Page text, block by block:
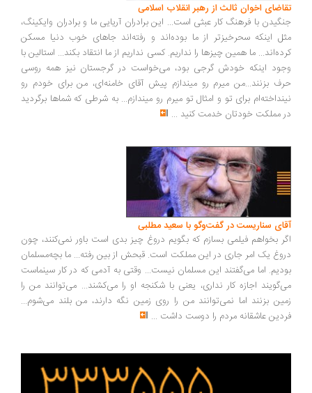
تقاضای اخوان ثالث از رهبر انقلاب اسلامی
جنگیدن با فرهنگ کار عبثی است... این برادران آریایی ما و برادران وایکینگ،
مثل اینکه سحرخیزتر از ما بوده‌اند و رفته‌اند جاهای خوب دنیا مسکن
کرده‌اند... ما همین چیزها را نداریم. کسی نداریم از ما انتقاد بکند... استالین با
وجود اینکه خودش گرجی بود، می‌خواست در گرجستان نیز همه روسی
حرف بزنند...من میرم رو میندازم پیش آقای خامنه‌ای، من برای خودم رو
نینداخته‌ام برای تو و امثال تو میرم رو میندازم... به شرطی که شماها برگردید
در مملکت خودتان خدمت کنید ...
آقای سناریست در گفت‌وگو با سعید مطلبی
اگر بخواهم فیلمی بسازم که بگویم دروغ چیز بدی است باور نمی‌کنند، چون
دروغ یک امر جاری در این مملکت است. قبحش از بین رفته... ما بچه‌مسلمان
بودیم. اما می‌گفتند این مسلمان نیست... وقتی به آدمی که در کار سینماست
می‌گویند اجازه کار نداری، یعنی با شکنجه او را می‌کشند... می‌توانند من را
زمین بزنند اما نمی‌توانند من را روی زمین نگه دارند، من بلند می‌شوم...
فردین عاشقانه مردم را دوست داشت ...